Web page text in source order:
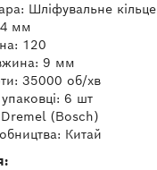
Шліфувальне кільце
мм
120
9 мм
35000 об/хв
упаковці: 6 шт
(Bosch)
Китай